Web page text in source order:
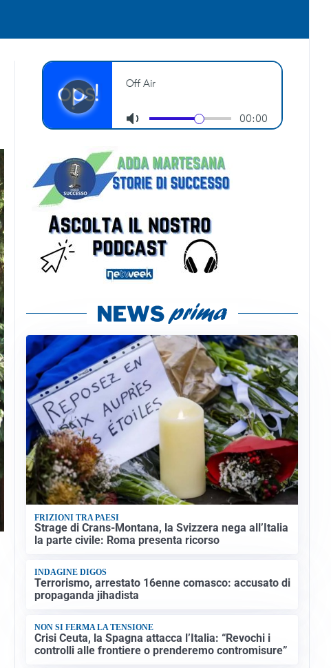
FRIZIONI TRA PAESI
Strage di Crans-Montana, la Svizzera nega all’Italia
la parte civile: Roma presenta ricorso
INDAGINE DIGOS
Terrorismo, arrestato 16enne comasco: accusato di
propaganda jihadista
NON SI FERMA LA TENSIONE
Crisi Ceuta, la Spagna attacca l’Italia: “Revochi i
controlli alle frontiere o prenderemo contromisure”